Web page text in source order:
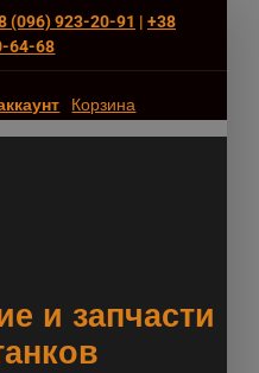
(096) 923-20-91 | +38
64-68
Корзина
и запчасти